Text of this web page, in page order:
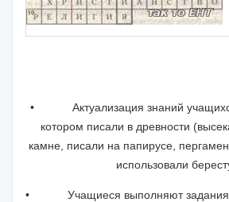
•
Актуализация знаний
котором писали в древности
камне, писали на папирусе,
использовали
• Учащиеся выполняют